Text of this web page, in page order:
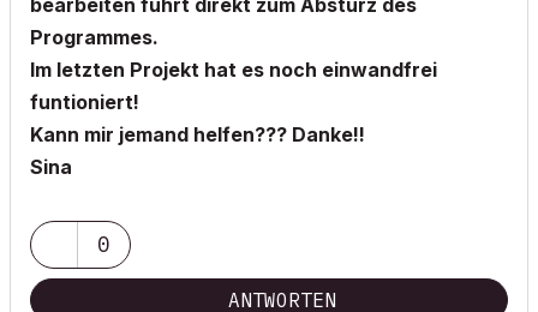
bearbeiten führt direkt zum Absturz des
Programmes.
Im letzten Projekt hat es noch einwandfrei
funtioniert!
Kann mir jemand helfen??? Danke!!
Sina
0
ANTWORTEN